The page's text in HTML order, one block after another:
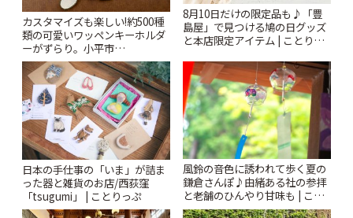
カスタマイズも楽しい!約500種
類の可愛いワッペンキーホルダ
ーがずらり。小平市
「Kimamaya T&K」 | ことりっ
ぷ
8月10日だけの限定品も♪「豊
島屋」で見つける鳩の日グッズ
と本店限定アイテム | ことりっ
日本の手仕事の「いま」が詰ま
った器と雑貨のお店/西荻窪
「tsugumi」 | ことりっぷ
風鈴の音色に誘われて歩く夏の
鎌倉さんぽ♪由緒ある社の参拝
と老舗のひんやり甘味も | こと
りっぷ